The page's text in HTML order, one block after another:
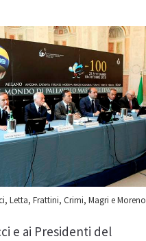
Letta, Frattini, Crimi, Magri e Moreno
e ai Presidenti del